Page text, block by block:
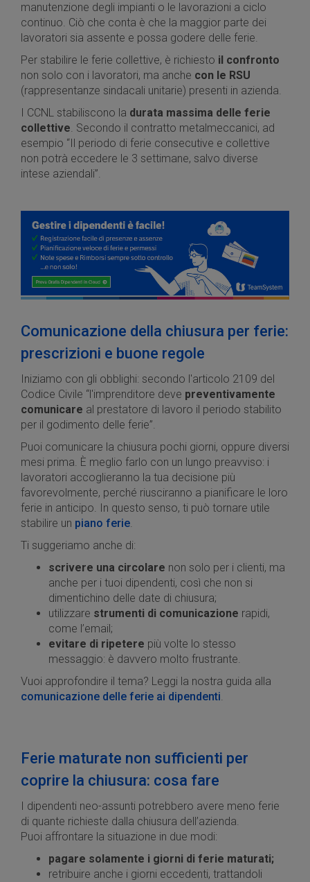
manutenzione degli impianti o le lavorazioni a ciclo
continuo. Ciò che conta è che la maggior parte dei
lavoratori sia assente e possa godere delle ferie.
Per stabilire le ferie collettive, è richiesto il confronto
non solo con i lavoratori, ma anche con le RSU
(rappresentanze sindacali unitarie) presenti in azienda.
I CCNL stabiliscono la durata massima delle ferie
collettive. Secondo il contratto metalmeccanici, ad
esempio “Il periodo di ferie consecutive e collettive
non potrà eccedere le 3 settimane, salvo diverse
intese aziendali”.
Comunicazione della chiusura per ferie:
prescrizioni e buone regole
Iniziamo con gli obblighi: secondo l'articolo 2109 del
Codice Civile “l'imprenditore deve preventivamente
comunicare al prestatore di lavoro il periodo stabilito
per il godimento delle ferie”.
Puoi comunicare la chiusura pochi giorni, oppure diversi
mesi prima. È meglio farlo con un lungo preavviso: i
lavoratori accoglieranno la tua decisione più
favorevolmente, perché riusciranno a pianificare le loro
ferie in anticipo. In questo senso, ti può tornare utile
stabilire un piano ferie
Ti suggeriamo anche di:
scrivere una circolare non solo per i clienti, ma
anche per i tuoi dipendenti, così che non si
dimentichino delle date di chiusura;
utilizzare strumenti di comunicazione rapidi,
come l’email;
evitare di ripetere più volte lo stesso
messaggio: è davvero molto frustrante.
Vuoi approfondire il tema? Leggi la nostra guida alla
comunicazione delle ferie ai dipendenti
Ferie maturate non sufficienti per
coprire la chiusura: cosa fare
I dipendenti neo-assunti potrebbero avere meno ferie
di quante richieste dalla chiusura dell’azienda.
Puoi affrontare la situazione in due modi:
pagare solamente i giorni di ferie maturati;
retribuire anche i giorni eccedenti, trattandoli